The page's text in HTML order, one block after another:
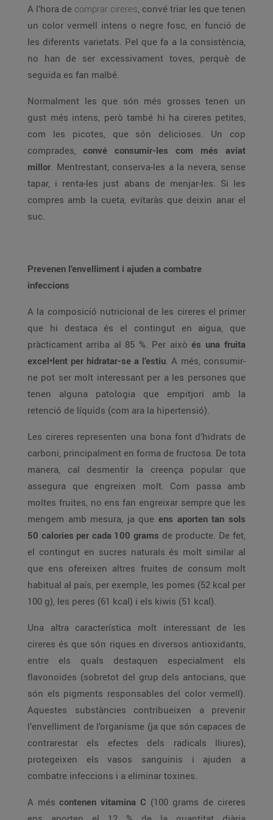
A l’hora de comprar cireres, convé triar les que tenen
un color vermell intens o negre fosc, en funció de
les diferents varietats. Pel que fa a la consistència,
no han de ser excessivament toves, perquè de
seguida es fan malbé.
Normalment les que són més grosses tenen un
gust més intens, però també hi ha cireres petites,
com les picotes, que són delicioses. Un cop
comprades, convé consumir-les com més aviat
millor. Mentrestant, conserva-les a la nevera, sense
tapar, i renta-les just abans de menjar-les. Si les
compres amb la cueta, evitaràs que deixin anar el
suc.
Prevenen l’envelliment i ajuden a combatre
infeccions
A la composició nutricional de les cireres el primer
que hi destaca és el contingut en aigua, que
pràcticament arriba al 85 %. Per això és una fruita
excel•lent per hidratar-se a l’estiu. A més, consumir-
ne pot ser molt interessant per a les persones que
tenen alguna patologia que empitjori amb la
retenció de líquids (com ara la hipertensió).
Les cireres representen una bona font d’hidrats de
carboni, principalment en forma de fructosa. De tota
manera, cal desmentir la creença popular que
assegura que engreixen molt. Com passa amb
moltes fruites, no ens fan engreixar sempre que les
mengem amb mesura, ja que ens aporten tan sols
50 calories per cada 100 grams de producte. De fet,
el contingut en sucres naturals és molt similar al
que ens ofereixen altres fruites de consum molt
habitual al país, per exemple, les pomes (52 kcal per
100 g), les peres (61 kcal) i els kiwis (51 kcal).
Una altra característica molt interessant de les
cireres és que són riques en diversos antioxidants,
entre els quals destaquen especialment els
flavonoides (sobretot del grup dels antocians, que
són els pigments responsables del color vermell).
Aquestes substàncies contribueixen a prevenir
l’envelliment de l’organisme (ja que són capaces de
contrarestar els efectes dels radicals lliures),
protegeixen els vasos sanguinis i ajuden a
combatre infeccions i a eliminar toxines.
A més contenen vitamina C (100 grams de cireres